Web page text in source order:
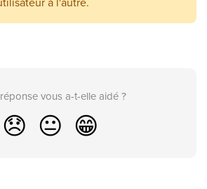
vous a-t-elle aidé ?
😞 😐 😁